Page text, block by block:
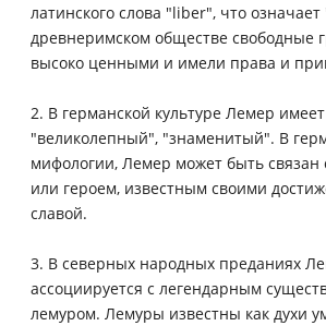
латинского слова "liber", что
древнеримском обществе свободные
высоко ценными и имели права и
2. В германской культуре Лемер
"великолепный", "знаменитый". В
мифологии, Лемер может быть связан
или героем, известным своими
славой.
3. В северных народных преданиях
ассоциируется с легендарным
лемуром. Лемуры известны как духи